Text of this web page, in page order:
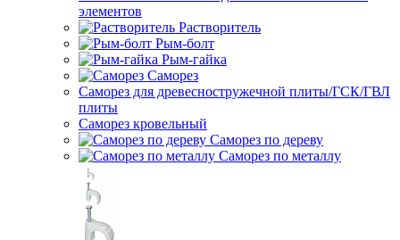
элементов
Растворитель
Рым-болт
Рым-гайка
Саморез
Саморез для древесностружечной плиты/ГСК/ГВЛ
плиты
Саморез кровельный
Саморез по дереву
Саморез по металлу